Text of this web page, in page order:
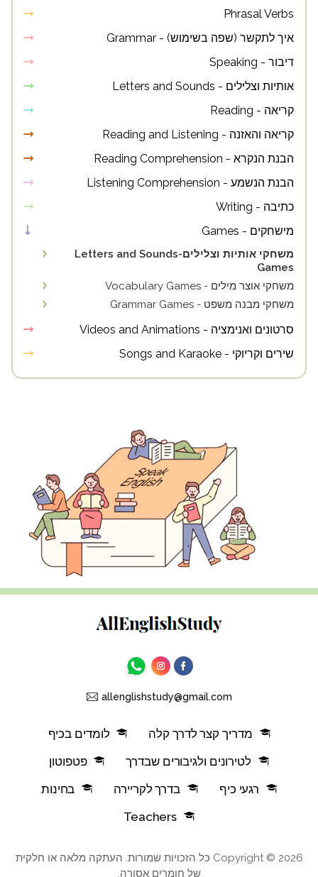
Phrasal Verbs
איך לתקשר (שפה בשימוש) - Grammar
דיבור - Speaking
אותיות וצלילים - Letters and Sounds
קריאה - Reading
קריאה והאזנה - Reading and Listening
הבנת הנקרא - Reading Comprehension
הבנת הנשמע - Listening Comprehension
כתיבה - Writing
מישחקים - Games
משחקי אותיות וצלילים-Letters and Sounds
Games
משחקי אוצר מילים - Vocabulary Games
משחקי מבנה משפט - Grammar Games
סרטונים ואנימציה - Videos and Animations
שירים וקריוקי - Songs and Karaoke
מדריך קצר לדרך קלה
לומדים בכיף
לטירונים ולגיבורים שבדרך
פטפוטון
רגעי כיף
בדרך לקריירה
בחינות
Teachers
allenglishstudy@gmail.com
Copyright © 2026 כל הזכויות שמורות. העתקה מלאה או חלקית
של חומרים אסורה.